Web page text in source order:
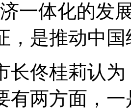
一体化的发
，是推动中
长佟桂莉认
有两方面，